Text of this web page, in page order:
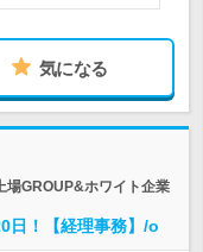
気になる
場GROUP&ホワイト企業
！【経理事務】/o